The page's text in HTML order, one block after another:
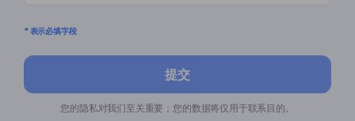
* 表示必填字段
提交
您的隐私对我们至关重要；您的数据将仅用于联系目的。